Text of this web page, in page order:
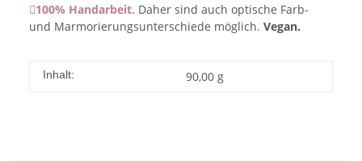
100% Handarbeit. Daher sind auch optische Farb-
und Marmorierungsunterschiede möglich. Vegan.
Inhalt: 90,00 g